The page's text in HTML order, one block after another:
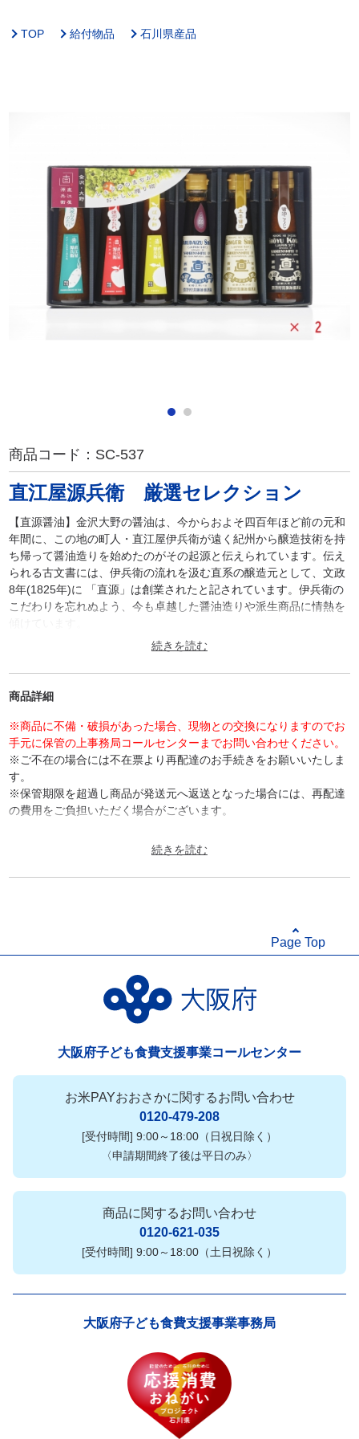
TOP 給付物品 石川県産品
商品コード： SC-537
直江屋源兵衛 厳選セレクション
【直源醤油】金沢大野の醤油は、今からおよそ四百年ほど前の元和
年間に、この地の町人・直江屋伊兵衛が遠く紀州から醸造技術を持
ち帰って醤油造りを始めたのがその起源と伝えられています。伝え
られる古文書には、伊兵衛の流れを汲む直系の醸造元として、文政
8年(1825年)に 「直源」は創業されたと記されています。伊兵衛の
こだわりを忘れぬよう、今も卓越した醤油造りや派生商品に情熱を
直江屋源兵衛 厳選セレクションは、国産原料100％の昔懐かしい
たれ等、バラエティー豊かな調味料セットです。
商品詳細
※商品に不備・破損があった場合、現物との交換になりますのでお
手元に保管の上事務局コールセンターまでお問い合わせください。
※ご不在の場合には不在票より再配達のお手続きをお願いいたしま
す。
※保管期限を超過し商品が発送元へ返送となった場合には、再配達
の費用をご負担いただく場合がございます。
セット内容：丸大豆醤油もろみの雫、もろみの雫生姜醤油、もろみ
120ml 各2
大根おろし(国内製造) 、しょうゆ、砂糖・ぶどう糖果糖液糖、発酵
布エキス、おろしにんにく、／酒精、増粘多糖類、(一部に小麦・大
【自家製焼肉のたれ】
んご果汁、おろしりんご、おろしにんにく、オニオンエキス、レモ
ン果汁、食塩、酵母エキス、ごま油、ぶどう酢、おろし生姜、豆板
醤、発酵調味料、こしょう／調味料(アミノ酸等) 、酸味料、甘味料
(甘草)、(一部に小麦・大豆・りんご・ごまを含む)
しょうゆ(国内製造）、ゆず果汁、糖類(砂糖・ぶどう糖果糖液
糖）、みりん、昆布エキス、かつお節エキス、発酵調味料、（一部
に小麦・大豆を含む)
【丸大豆醤油 もろみの雫】
大豆(国産)、小麦、食塩
【もろみの雫 醤油糀】
しょうゆ(国内製造）、米こうじ、（一部に小麦・大豆を含む)
【もろみの雫 生姜醤油】
賞味期限：製造日より365日
アレルゲン(28品目中)：小麦・大豆・りんご・ごま
Page Top
大阪府子ども食費支援事業コールセンター
お米PAYおおさかに関するお問い合わせ
0120-479-208
[受付時間] 9:00～18:00（日祝日除く）
〈申請期間終了後は平日のみ〉
商品に関するお問い合わせ
0120-621-035
[受付時間] 9:00～18:00（土日祝除く）
大阪府子ども食費支援事業事務局